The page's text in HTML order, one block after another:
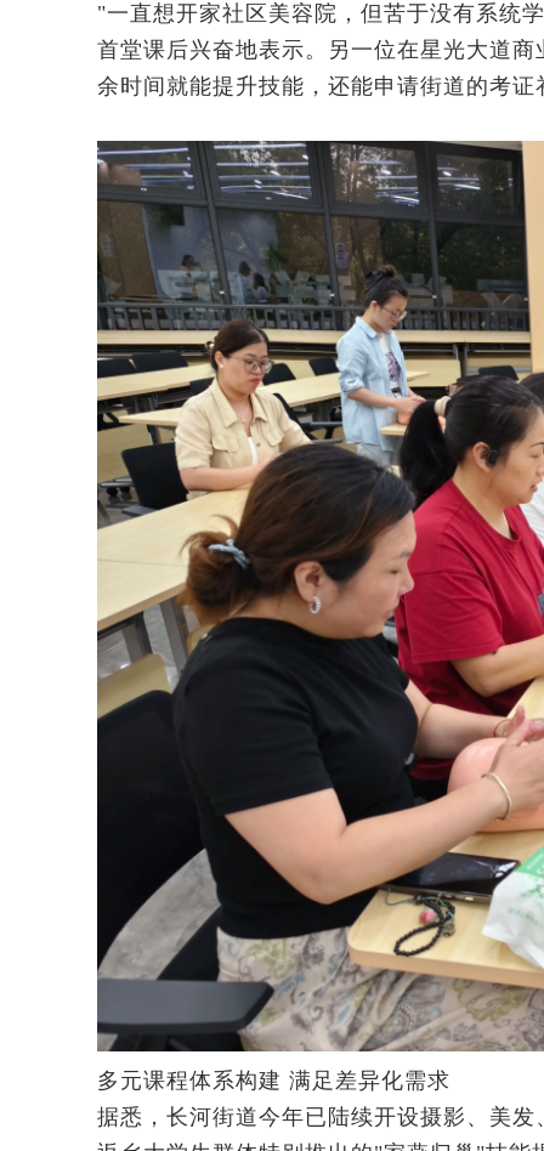
"一直想开家社区美容院，但苦于没有系统
首堂课后兴奋地表示。另一位在星光大道
余时间就能提升技能，还能申请街道的考
多元课程体系构建 满足差异化需求
据悉，长河街道今年已陆续开设摄影、美